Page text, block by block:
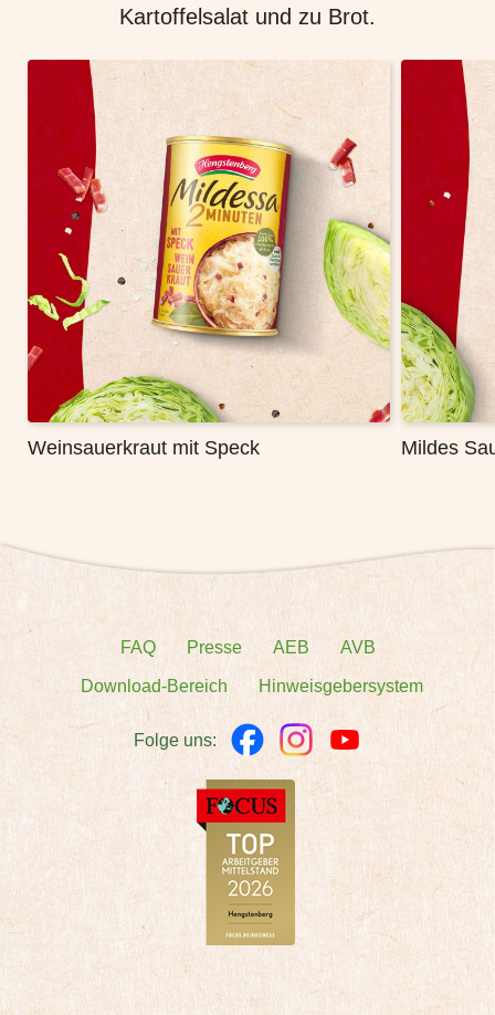
Kartoffelsalat und zu Brot.
Weinsauerkraut mit Speck Mildes
FAQ Presse AEB AVB
Download-Bereich Hinweisgebersystem
Folge uns: